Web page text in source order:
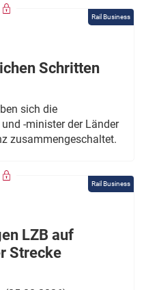
Rail Business
Schritten
sich die
-minister der Länder
zusammengeschaltet.
Rail Business
LZB auf
Strecke